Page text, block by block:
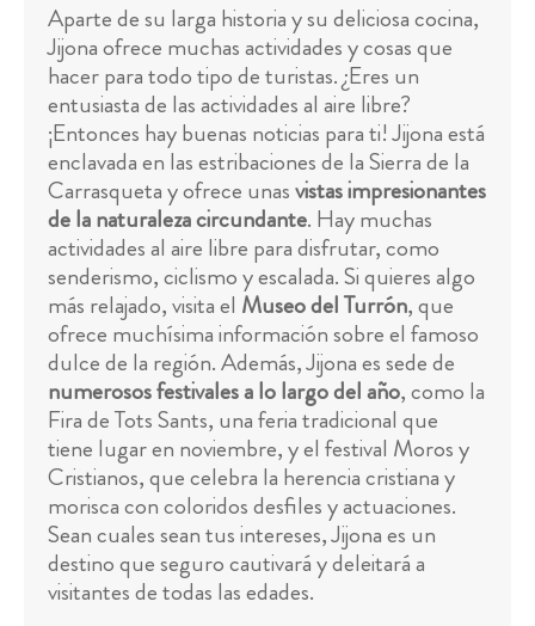
Aparte de su larga historia y su deliciosa cocina,
Jijona ofrece muchas actividades y cosas que
hacer para todo tipo de turistas. ¿Eres un
entusiasta de las actividades al aire libre?
¡Entonces hay buenas noticias para ti! Jijona está
enclavada en las estribaciones de la Sierra de la
Carrasqueta y ofrece unasvistas impresionantes
de la naturaleza circundante. Hay muchas
actividades al aire libre para disfrutar, como
senderismo, ciclismo y escalada. Si quieres algo
más relajado, visita el Museo del Turrón, que
ofrece muchísima información sobre el famoso
dulce de la región. Además, Jijona es sede de
numerosos festivales a lo largo del año, como la
Fira de Tots Sants, una feria tradicional que
tiene lugar en noviembre, y el festival Moros y
Cristianos, que celebra la herencia cristiana y
morisca con coloridos desfiles y actuaciones.
Sean cuales sean tus intereses, Jijona es un
destino que seguro cautivará y deleitará a
visitantes de todas las edades.